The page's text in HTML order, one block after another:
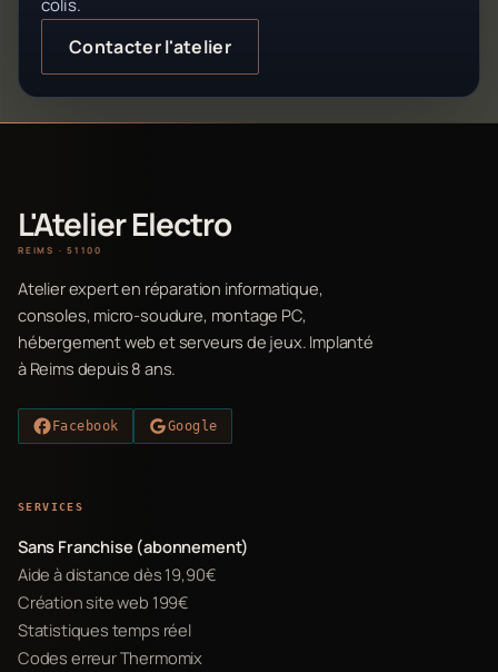
colis.
Contacter l'atelier
L'Atelier Electro
REIMS · 51100
Atelier expert en réparation informatique,
consoles, micro-soudure, montage PC,
hébergement web et serveurs de jeux. Implanté
à Reims depuis 8 ans.
Facebook Google
SERVICES
Sans Franchise (abonnement)
Aide à distance dès 19,90€
Création site web 199€
Statistiques temps réel
Codes erreur Thermomix